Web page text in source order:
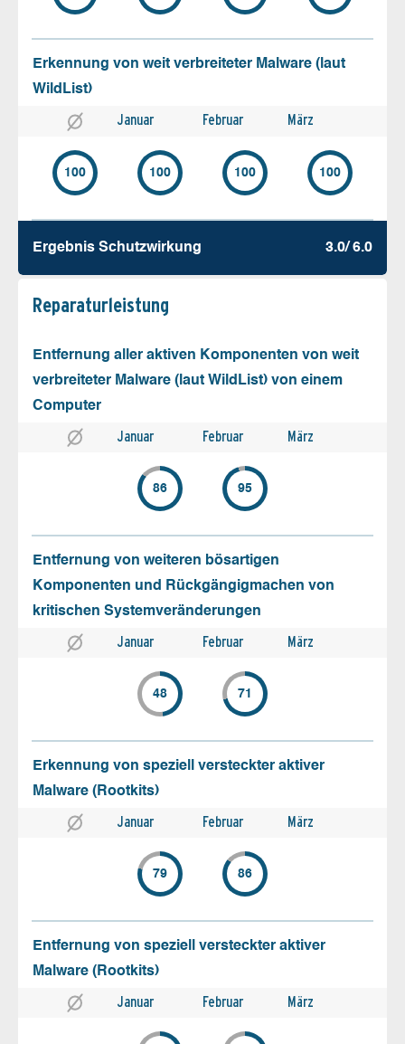
Erkennung von weit verbreiteter Malware (laut
WildList)
Januar Februar März
100 100 100 100
Ergebnis Schutz­wirkung 3.0/ 6.0
Reparatur­leistung
Entfernung aller aktiven Komponenten von weit
verbreiteter Malware (laut WildList) von einem
Computer
Januar Februar März
86 95
Entfernung von weiteren bösartigen
Komponenten und Rückgängigmachen von
kritischen Systemveränderungen
Januar Februar März
48 71
Erkennung von speziell versteckter aktiver
Malware (Rootkits)
Januar Februar März
79 86
Entfernung von speziell versteckter aktiver
Malware (Rootkits)
Januar Februar März